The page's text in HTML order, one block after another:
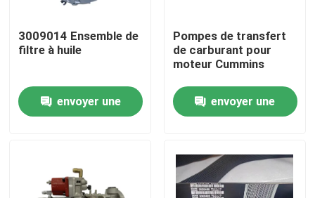
Aperçu
Produits
Visite d'usine
3009014 Ensemble de
filtre à huile
envoyer une
Pompes de transfert
de carburant pour
moteur Cummins
envoyer une